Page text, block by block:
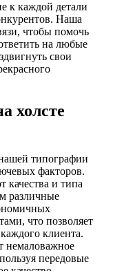
к каждой детали
Наша
чтобы помочь
на любые
свои
холсте
типографии
факторов.
качества и типа
различные
что позволяет
клиента.
немаловажное
передовые